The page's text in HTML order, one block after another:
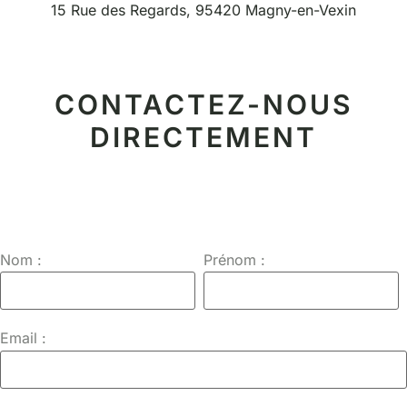
15 Rue des Regards, 95420 Magny-en-Vexin
CONTACTEZ-NOUS
DIRECTEMENT
Nom : Prénom :
Email :